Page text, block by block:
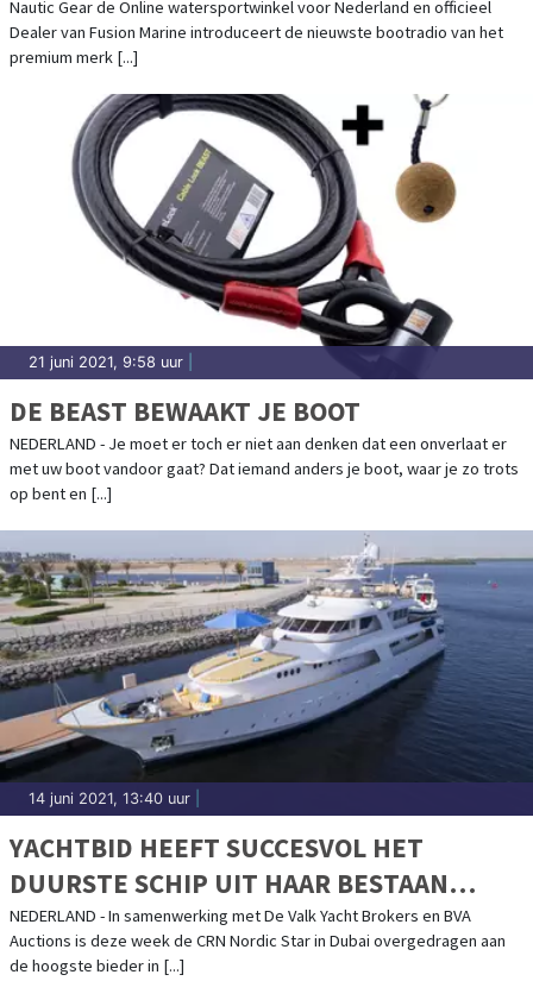
Nautic Gear de Online watersportwinkel voor Nederland en officieel
Dealer van Fusion Marine introduceert de nieuwste bootradio van het
premium merk [...]
21 juni 2021, 9:58 uur
DE BEAST BEWAAKT JE BOOT
NEDERLAND - Je moet er toch er niet aan denken dat een onverlaat er
met uw boot vandoor gaat? Dat iemand anders je boot, waar je zo trots
op bent en [...]
14 juni 2021, 13:40 uur
YACHTBID HEEFT SUCCESVOL HET
DUURSTE SCHIP UIT HAAR BESTAAN
SUCCESVOL GEVEILD!
NEDERLAND - In samenwerking met De Valk Yacht Brokers en BVA
Auctions is deze week de CRN Nordic Star in Dubai overgedragen aan
de hoogste bieder in [...]